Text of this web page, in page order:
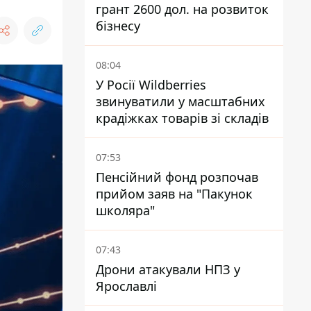
грант 2600 дол. на розвиток
бізнесу
08:04
У Росії Wildberries
звинуватили у масштабних
крадіжках товарів зі складів
07:53
Пенсійний фонд розпочав
прийом заяв на "Пакунок
школяра"
07:43
Дрони атакували НПЗ у
Ярославлі